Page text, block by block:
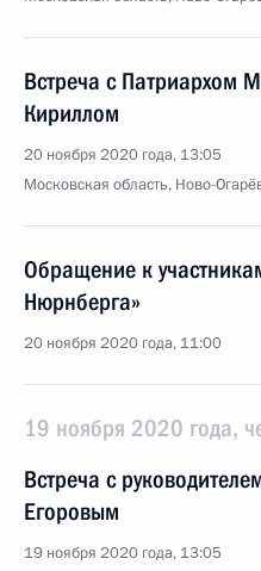
Встреча с Патриархом
Кириллом
20 ноября 2020 года, 13:05
Московская область, Ново-
Обращение к
Нюрнберга»
20 ноября 2020 года, 11:00
19 ноября 2020 года,
Встреча с
Егоровым
19 ноября 2020 года, 13:05